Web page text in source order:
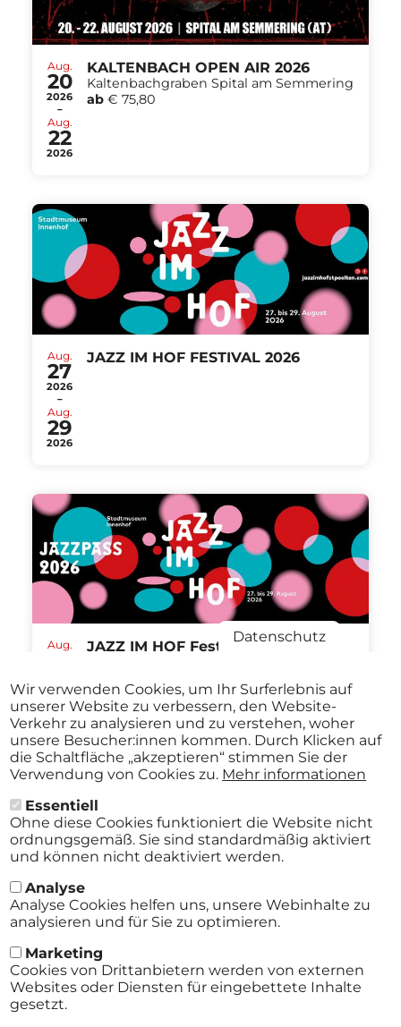
Aug.
20
2026
-
Aug.
22
2026
KALTENBACH OPEN AIR 2026
Kaltenbachgraben Spital am Semmering
ab € 75,80
Aug.
27
2026
-
Aug.
29
2026
JAZZ IM HOF FESTIVAL 2026
Aug.
-
Aug.
29
2026
JAZZ IM HOF Festival St.Pölten
ab€ 40,00
Datenschutz
Wir verwenden Cookies, um Ihr Surferlebnis auf
unserer Website zu verbessern, den Website-
Verkehr zu analysieren und zu verstehen, woher
unsere Besucher:innen kommen. Durch Klicken auf
die Schaltfläche „akzeptieren“ stimmen Sie der
Verwendung von Cookies zu. Mehr informationen
Essentiell
Ohne diese Cookies funktioniert die Website nicht
ordnungsgemäß. Sie sind standardmäßig aktiviert
und können nicht deaktiviert werden.
Analyse
Analyse Cookies helfen uns, unsere Webinhalte zu
analysieren und für Sie zu optimieren.
Marketing
Cookies von Drittanbietern werden von externen
Websites oder Diensten für eingebettete Inhalte
gesetzt.